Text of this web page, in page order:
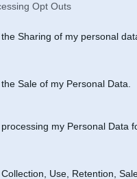
Opt Outs
Sharing of my personal
Sale of my Personal Data.
my Personal Data
Use, Retention,